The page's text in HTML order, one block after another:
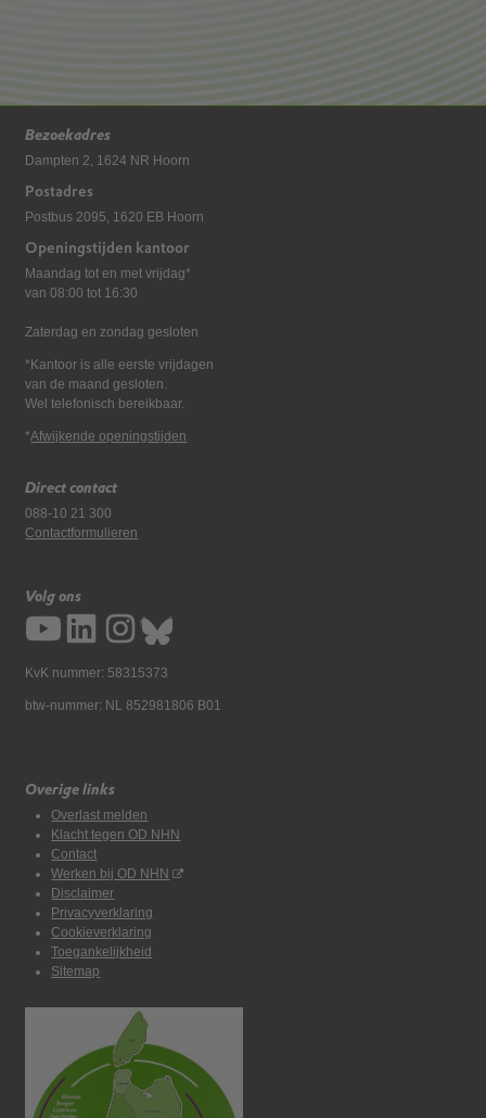
Bezoekadres
Dampten 2, 1624 NR Hoorn
Postadres
Postbus 2095, 1620 EB Hoorn
Openingstijden kantoor
Maandag tot en met vrijdag*
van 08:00 tot 16:30
Zaterdag en zondag gesloten
*Kantoor is alle eerste vrijdagen
van de maand gesloten.
Wel telefonisch bereikbaar.
*Afwijkende openingstijden
Direct contact
088-10 21 300
Contactformulieren
Volg ons
KvK nummer: 58315373
btw-nummer: NL 852981806 B01
Overige links
Overlast melden
Klacht tegen OD NHN
Contact
Werken bij OD NHN
Disclaimer
Privacyverklaring
Cookieverklaring
Toegankelijkheid
Sitemap